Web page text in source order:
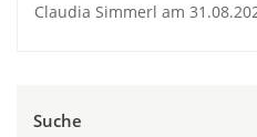
Claudia Simmerl am
Suche